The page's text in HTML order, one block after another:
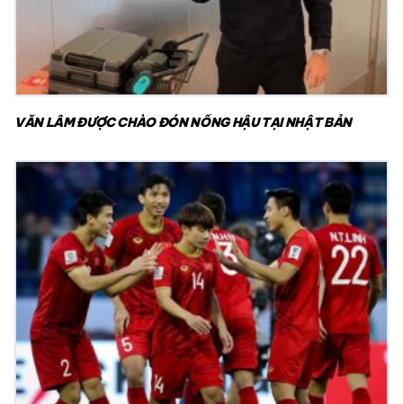
VĂN LÂM ĐƯỢC CHÀO ĐÓN NỒNG HẬU TẠI NHẬT BẢN